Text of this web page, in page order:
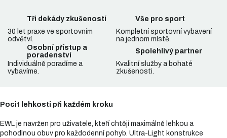
Tři dekády zkušeností
30 let praxe ve sportovním
odvětví.
Vše pro sport
Kompletní sportovní vybavení
na jednom místě.
Osobní přístup a
poradenství
Individuálně poradíme a
vybavíme.
Spolehlivý partner
Kvalitní služby a bohaté
zkušenosti.
Pocit lehkosti při každém kroku
EWL je navržen pro uživatele, kteří chtějí maximálně lehkou a
pohodlnou obuv pro každodenní pohyb. Ultra-Light konstrukce